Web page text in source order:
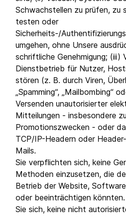
Schwachstellen zu prüfen, zu
testen oder
Sicherheits-/
umgehen, ohne Unsere
schriftliche Genehmigung; (iii)
Dienstbetrieb für Nutzer,
stören (z. B. durch Viren,
„Spamming“, „Mailbombing“
Versenden unautorisierter
Mitteilungen - insbesondere
Promotionszwecken - oder
TCP/IP-Headern oder
Mails.
Sie verpflichten sich, keine
Methoden einzusetzen, die
Betrieb der Website,
oder beeinträchtigen
Sie sich, keine nicht